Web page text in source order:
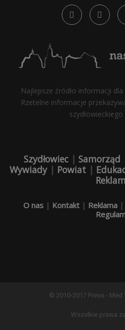
Najlepsze źródło informacji
Rzetelne informacje
Szydłowiec | Samorząd
Wywiady| Powiat |
O nas| Kontakt| Reklama|
© 2010-2017 Press - Med
Wszelkie prawa